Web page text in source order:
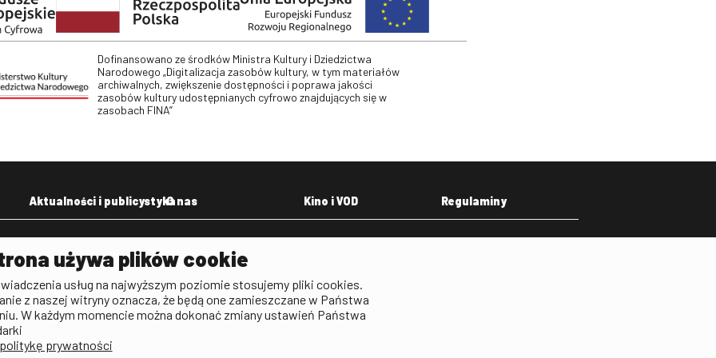
Dofinansowano ze środków Ministra Kultury i Dziedzictwa
Narodowego „Digitalizacja zasobów kultury, w tym materiałów
archiwalnych, zwiększenie dostępności i poprawa jakości
zasobów kultury udostępnianych cyfrowo znajdujących się w
zasobach FINA”
Aktualności i publicystyka
Aktualności
Publicystyka filmowa
O nas
Deklaracja dostępności
Polityka antykorupcyjna
Kino i VOD Regulaminy
używa plików cookie
usług na najwyższym poziomie stosujemy pliki cookies.
z naszej witryny oznacza, że będą one zamieszczane w Państwa
W każdym momencie można dokonać zmiany ustawień Państwa
prywatności